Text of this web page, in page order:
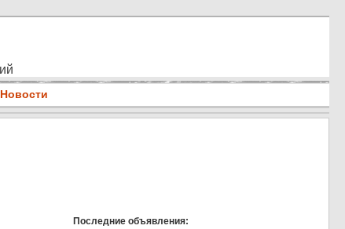
Новости
Последние объявления: